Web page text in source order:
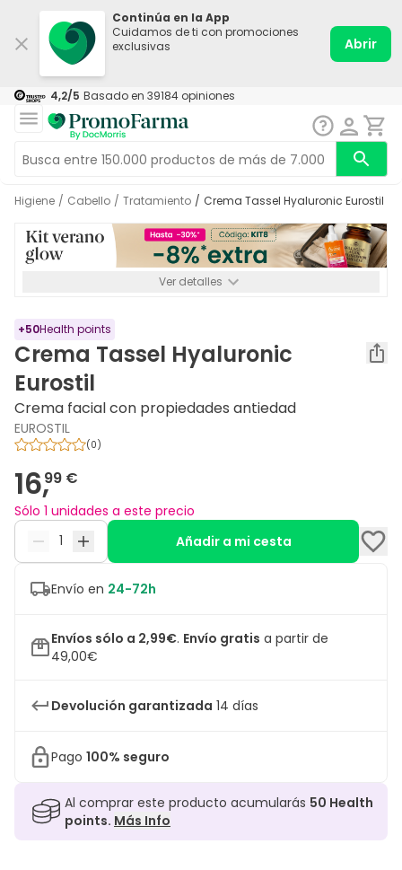
Continúa en la App
Cuidamos de ti con promociones
exclusivas
Abrir
4,2/5 Basado en 39184 opiniones
Higiene / Cabello / Tratamiento / Crema Tassel Hyaluronic Eurostil
Ver detalles
+50Health points
Crema Tassel Hyaluronic
Eurostil
Crema facial con propiedades antiedad
EUROSTIL
(0)
16,99 €
Sólo 1 unidades a este precio
Añadir a mi cesta
Envío en 24-72h
Envíos sólo a 2,99€. Envío gratis a partir de
49,00€
Devolución garantizada 14 días
Pago 100% seguro
Al comprar este producto acumularás 50 Health
points. Más Info